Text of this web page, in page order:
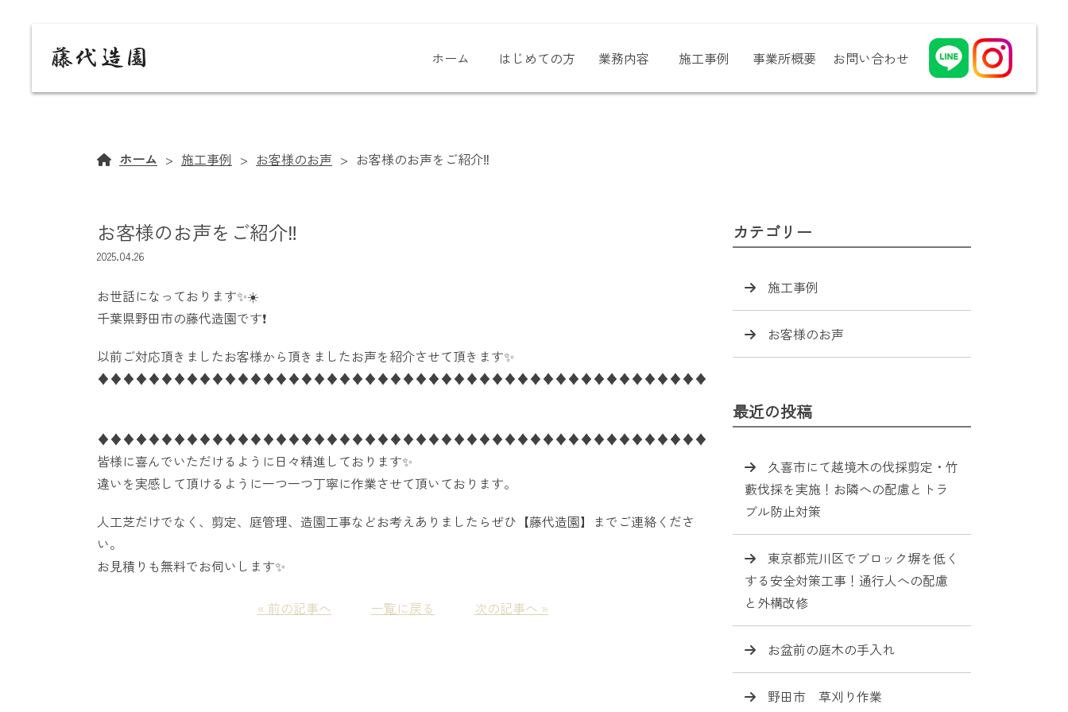
ホーム はじめての方 業務内容 施工事例 事業所概要 お問い合わせ
ホーム 施工事例 お客様のお声 お客様のお声をご紹介‼️
お客様のお声をご紹介‼️
2025.04.26
お世話になっております✨☀️
千葉県野田市の藤代造園です❗
以前ご対応頂きましたお客様から頂きましたお声を紹介させて頂きます✨
皆様に喜んでいただけるように日々精進しております✨
違いを実感して頂けるように一つ一つ丁寧に作業させて頂いております。
人工芝だけでなく、剪定、庭管理、造園工事などお考えありましたらぜひ【藤代造園】までご連絡くださ
い。
お見積りも無料でお伺いします✨
« 前の記事へ 一覧に戻る 次の記事へ »
カテゴリー
施工事例
お客様のお声
最近の投稿
久喜市にて越境木の伐採剪定・竹
藪伐採を実施！お隣への配慮とトラ
ブル防止対策
東京都荒川区でブロック塀を低く
する安全対策工事！通行人への配慮
と外構改修
お盆前の庭木の手入れ
野田市 草刈り作業